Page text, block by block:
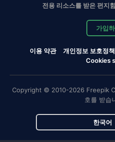
전용 리소스를 받은 편지
가입
이용 약관 개인정보 보호정책
Cookies
Copyright © 2010-2026 Freepik
호를 받습
한국어